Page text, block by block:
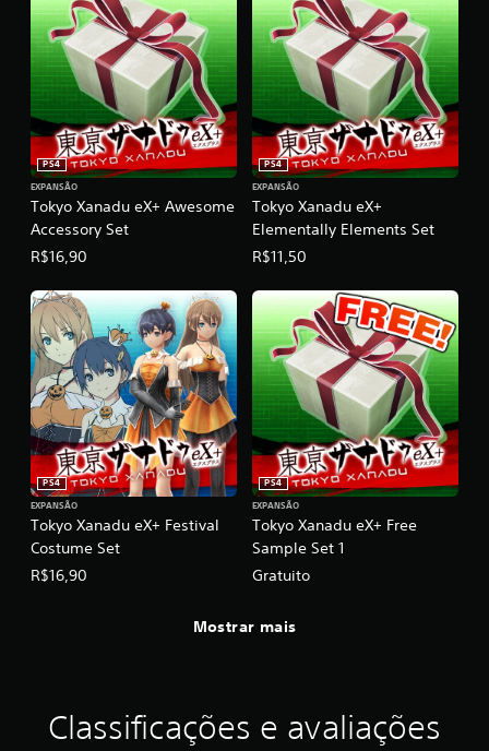
l
a
s
e
m
u
m
t
o
t
a
l
d
2
,
8
m
i
l
c
l
a
s
s
i
f
i
c
a
Tokyo Xanadu eX+ Awesome
Accessory Set
PS4
EXPANSÃO
R$16,90
Tokyo Xanadu eX+
Elementally Elements Set
PS4
EXPANSÃO
R$11,50
Tokyo Xanadu eX+ Festival
Costume Set
PS4
EXPANSÃO
R$16,90
Tokyo Xanadu eX+ Free
Sample Set 1
PS4
EXPANSÃO
Gratuito
Mostrar mais
Classificações e avaliações